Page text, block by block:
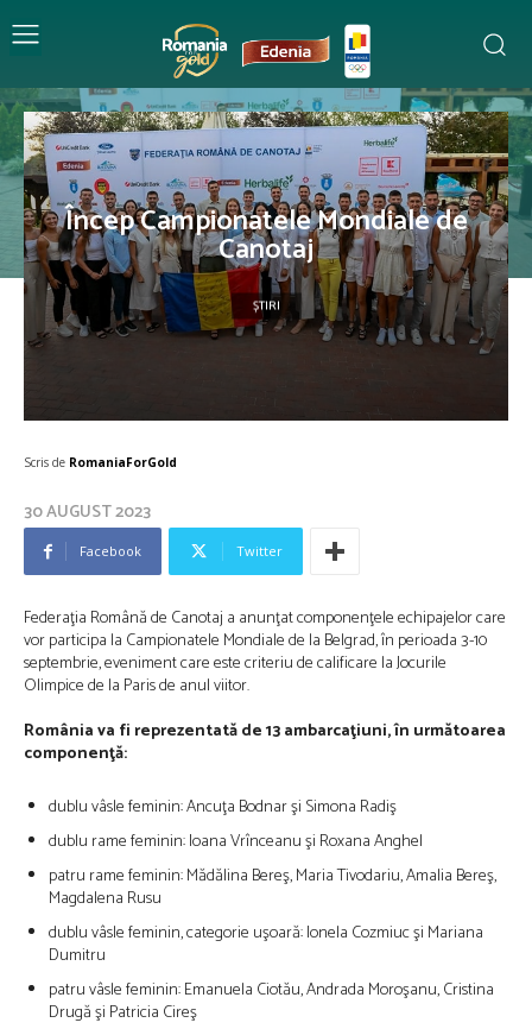
Încep Campionatele Mondiale de
Canotaj
ȘTIRI
Scris de RomaniaForGold
30 AUGUST 2023
Facebook Twitter
Federaţia Română de Canotaj a anunţat componenţele echipajelor care
vor participa la Campionatele Mondiale de la Belgrad, în perioada 3-10
septembrie, eveniment care este criteriu de calificare la Jocurile
Olimpice de la Paris de anul viitor.
România va fi reprezentată de 13 ambarcaţiuni, în următoarea
componenţă:
dublu vâsle feminin: Ancuţa Bodnar şi Simona Radiş
dublu rame feminin: Ioana Vrînceanu şi Roxana Anghel
patru rame feminin: Mădălina Bereş, Maria Tivodariu, Amalia Bereş,
Magdalena Rusu
dublu vâsle feminin, categorie uşoară: Ionela Cozmiuc şi Mariana
Dumitru
patru vâsle feminin: Emanuela Ciotău, Andrada Moroşanu, Cristina
Drugă şi Patricia Cireş